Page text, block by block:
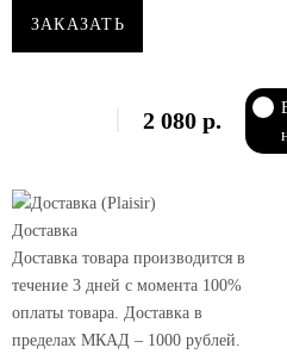
ЗАКАЗАТЬ
2 080 р.
Доставка
Доставка товара производится в
течение 3 дней с момента 100%
оплаты товара. Доставка в
пределах МКАД – 1000 рублей.